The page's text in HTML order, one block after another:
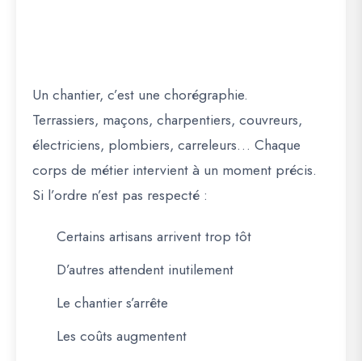
Un chantier, c’est une chorégraphie.
Terrassiers, maçons, charpentiers, couvreurs,
électriciens, plombiers, carreleurs… Chaque
corps de métier intervient à un moment précis.
Si l’ordre n’est pas respecté :
Certains artisans arrivent trop tôt
D’autres attendent inutilement
Le chantier s’arrête
Les coûts augmentent